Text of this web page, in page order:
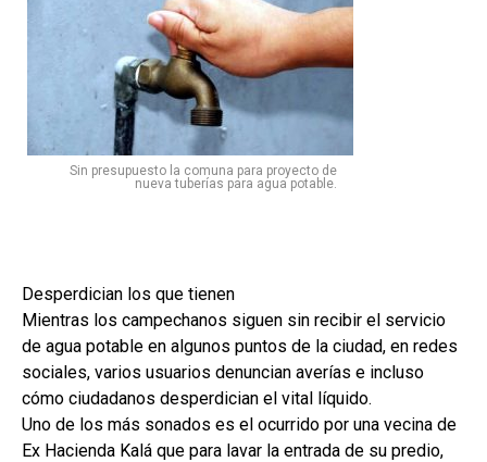
Sin presupuesto la comuna para proyecto de
nueva tuberías para agua potable.
Desperdician los que tienen
Mientras los campechanos siguen sin recibir el servicio
de agua potable en algunos puntos de la ciudad, en redes
sociales, varios usuarios denuncian averías e incluso
cómo ciudadanos desperdician el vital líquido.
Uno de los más sonados es el ocurrido por una vecina de
Ex Hacienda Kalá que para lavar la entrada de su predio,